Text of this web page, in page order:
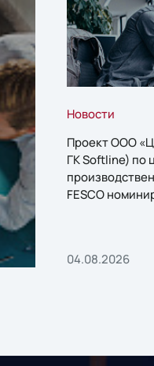
Новости
Проект ООО
ГК Softline) по
FESCO
04.08.2026